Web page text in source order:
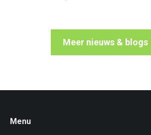
Meer nieuws & blogs
Menu